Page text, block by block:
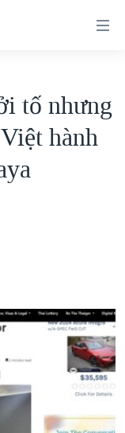
QUÁ KHỨ VÀ HIỆN
tố nhưng
hành